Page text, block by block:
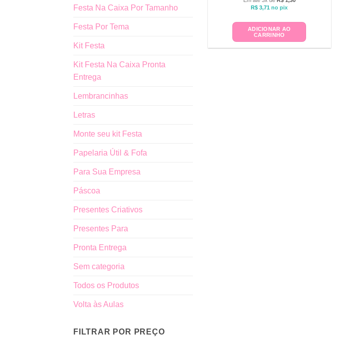
Festa Na Caixa Por Tamanho
Festa Por Tema
Kit Festa
Kit Festa Na Caixa Pronta
Entrega
Lembrancinhas
Letras
Monte seu kit Festa
Papelaria Útil & Fofa
Para Sua Empresa
Páscoa
Presentes Criativos
Presentes Para
Pronta Entrega
Sem categoria
Todos os Produtos
Volta às Aulas
FILTRAR POR PREÇO
R$ 3,71 no pix
ADICIONAR AO
CARRINHO